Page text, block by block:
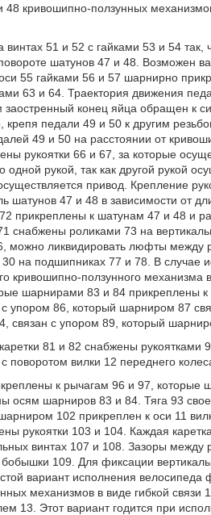
кривошипно-ползунных
винтах 51 и 52 с гайками 53 и 54
шатунов 47 и 48. Возможен
55 гайками 56 и 57 шарнирно
63 и 64. Траектория движения
заостренный конец яйца обращен к
педали 49 и 50 к другим
49 и 50 на расстоянии от
рукоятки 66 и 67, за которые
рукой, так как другой рукой
привод. Крепление
шатунов 47 и 48 в зависимости от
прикреплены к шатунам 47 и 48 и
снабжены роликами 73 на
можно ликвидировать люфты
на подшипниках 77 и 78. В случае
кривошипно-ползунного
шарнирами 83 и 84 прикреплены
упором 86, который шарниром 87
связан с упором 89, который
81 и 82 снабжены
поворотом вилки 12 переднего
к рычагам 96 и 97, которые
осям шарниров 83 и 84. Тяга 93
102 прикреплен к оси 11
рукоятки 103 и 104. Каждая
винтах 107 и 108. Зазоры
109. Для фиксации
вариант исполнения
механизмов в виде гибкой
13. Этот вариант годится при